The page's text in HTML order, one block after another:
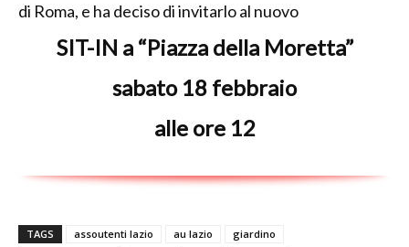
di Roma, e ha deciso di invitarlo al nuovo
SIT-IN a “Piazza della Moretta”
sabato 18 febbraio
alle ore 12
TAGS assoutenti lazio au lazio
giardino